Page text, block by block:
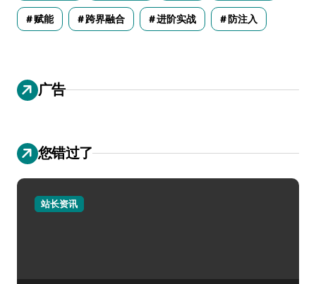
赋能 跨界融合 进阶实战 防注入
广告
您错过了
站长资讯